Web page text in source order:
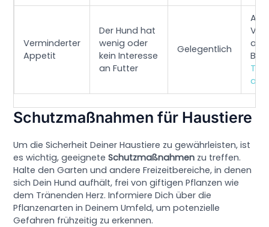
Verminderter
Appetit
Der Hund hat
wenig oder
kein Interesse
an Futter
Gelegentlich
Auf
Schutzmaßnahmen für Haustiere
Um die Sicherheit Deiner Haustiere zu gewährleisten, ist
es wichtig, geeigneteSchutzmaßnahmen zu treffen.
Halte den Garten und andere Freizeitbereiche, in denen
sich Dein Hund aufhält, frei von giftigen Pflanzen wie
dem Tränenden Herz. Informiere Dich über die
Pflanzenarten in Deinem Umfeld, um potenzielle
Gefahren frühzeitig zu erkennen.